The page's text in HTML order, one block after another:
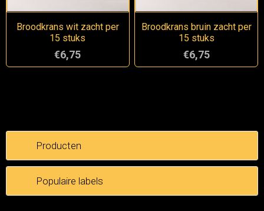
Broodkrans wit zacht per
15 stuks
€6,75
Broodkrans bruin zacht per
15 stuks
€6,75
Producten
Populaire labels